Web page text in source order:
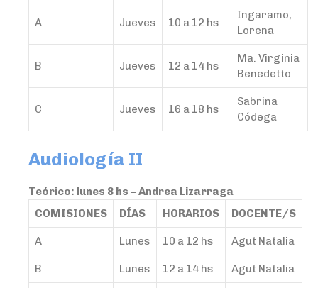
A Jueves 10 a 12 hs
Ingaramo,
Lorena
B Jueves 12 a 14 hs
Ma. Virginia
Benedetto
C Jueves 16 a 18 hs
Sabrina
Códega
Audiología II
Teórico: lunes 8 hs – Andrea Lizarraga
COMISIONES
DÍAS HORARIOS DOCENTE/S
A Lunes 10 a 12 hs Agut Natalia
B Lunes 12 a 14 hs Agut Natalia